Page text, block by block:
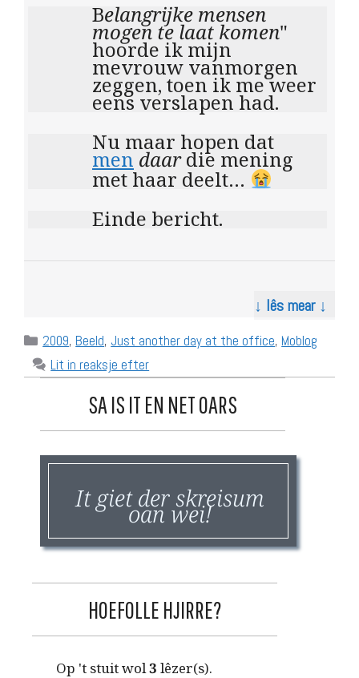
Belangrijke mensen
mogen te laat komen"
hoorde ik mijn
mevrouw vanmorgen
zeggen, toen ik me weer
eens verslapen had.
Nu maar hopen dat
men daardie mening
met haar deelt…
Einde bericht.
↓ lês mear ↓
Categories
2009, Beeld, Just another day at the office, Moblog
Lit in reaksje efter
SA IS IT EN NET OARS
It giet der skreisum
oan wei!
HOEFOLLE HJIRRE?
Op 't stuit wol3 lêzer(s).